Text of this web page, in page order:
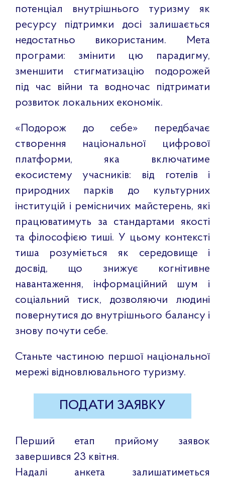
потенціал внутрішнього туризму як
ресурсу підтримки досі залишається
недостатньо використаним. Мета
програми: змінити цю парадигму,
зменшити стигматизацію подорожей
під час війни та водночас підтримати
розвиток локальних економік.
«Подорож до себе» передбачає
створення національної цифрової
платформи, яка включатиме
екосистему учасників: від готелів і
природних парків до культурних
інституцій і ремісничих майстерень, які
працюватимуть за стандартами якості
та філософією тиші. У цьому контексті
тиша розуміється як середовище і
досвід, що знижує когнітивне
навантаження, інформаційний шум і
соціальний тиск, дозволяючи людині
повернутися до внутрішнього балансу і
знову почути себе.
Станьте частиною першої національної
мережі відновлювального туризму.
ПОДАТИ ЗАЯВКУ
Перший етап прийому заявок
завершився 23 квітня.
Надалі анкета залишатиметься